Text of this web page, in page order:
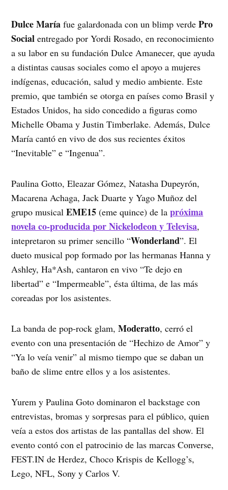
Dulce María fue galardonada con un blimp verdePro
Social entregado por Yordi Rosado, en reconocimiento
a su labor en su fundación Dulce Amanecer, que ayuda
a distintas causas sociales como el apoyo a mujeres
indígenas, educación, salud y medio ambiente. Este
premio, que también se otorga en países como Brasil y
Estados Unidos, ha sido concedido a figuras como
Michelle Obama y Justin Timberlake. Además, Dulce
María cantó en vivo de dos sus recientes éxitos
“Inevitable” e “Ingenua”.
Paulina Gotto, Eleazar Gómez, Natasha Dupeyrón,
Macarena Achaga, Jack Duarte y Yago Muñoz del
grupo musicalEME15 (eme quince) de lapróxima
novela co-producida por Nickelodeon y Televisa,
intepretaron su primer sencillo “Wonderland”. El
dueto musical pop formado por las hermanas Hanna y
Ashley, Ha*Ash, cantaron en vivo “Te dejo en
libertad” e “Impermeable”, ésta última, de las más
coreadas por los asistentes.
La banda de pop-rock glam,Moderatto, cerró el
evento con una presentación de “Hechizo de Amor” y
“Ya lo veía venir” al mismo tiempo que se daban un
baño de slime entre ellos y a los asistentes.
Yurem y Paulina Goto dominaron el backstage con
entrevistas, bromas y sorpresas para el público, quien
veía a estos dos artistas de las pantallas del show. El
evento contó con el patrocinio de las marcas Converse,
FEST.IN de Herdez, Choco Krispis de Kellogg’s,
Lego, NFL, Sony y Carlos V.